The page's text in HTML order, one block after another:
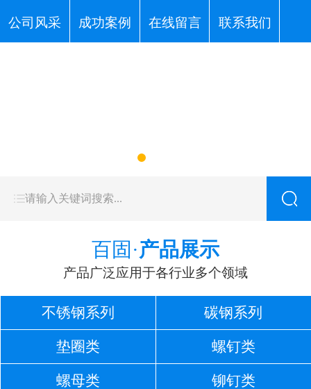
公司风采 成功案例 在线留言 联系我们
百固·产品展示
产品广泛应用于各行业多个领域
不锈钢系列 碳钢系列
垫圈类 螺钉类
螺母类 铆钉类